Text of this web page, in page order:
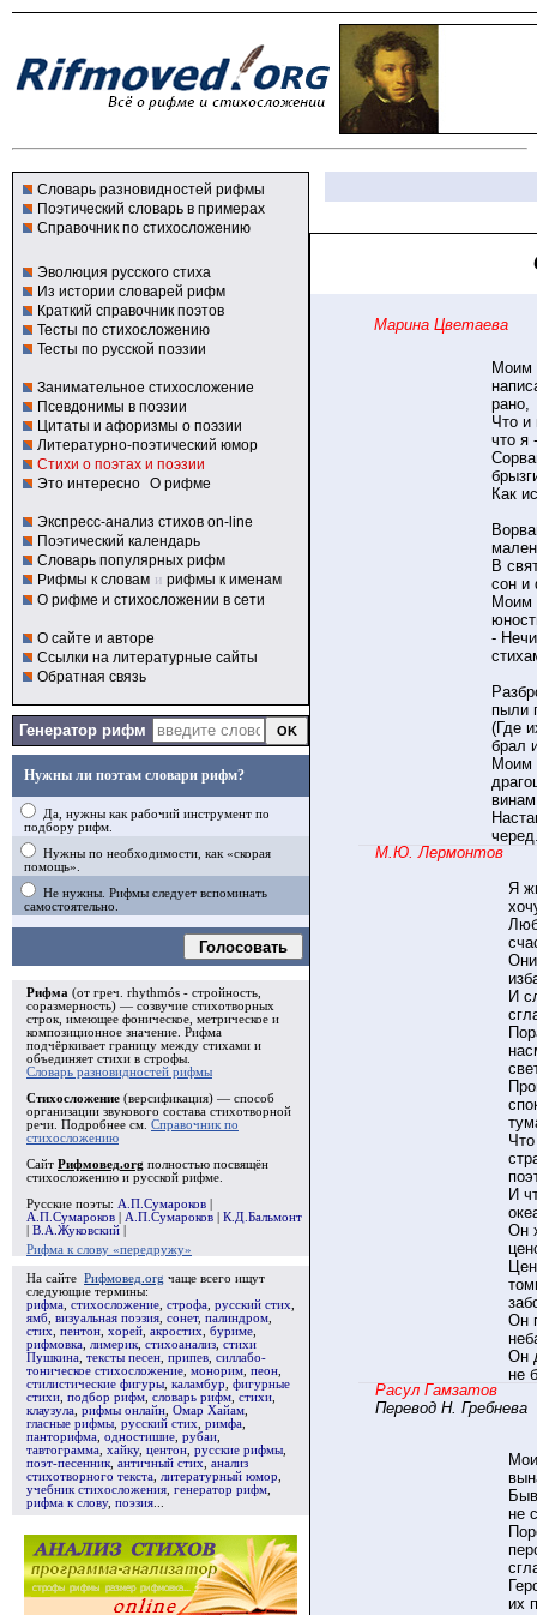
Словарь разновидностей рифмы
Поэтический словарь в примерах
Справочник по стихосложению
Эволюция русского стиха
Из истории словарей рифм
Краткий справочник поэтов
Тесты по стихосложению
Тесты по русской поэзии
Занимательное стихосложение
Псевдонимы в поэзии
Цитаты и афоризмы о поэзии
Литературно-поэтический юмор
Стихи о поэтах и поэзии
Это интересно О рифме
Экспресс-анализ стихов on-line
Поэтический календарь
Словарь популярных рифм
Рифмы к словам и рифмы к именам
О рифме и стихосложении в сети
О сайте и авторе
Ссылки на литературные сайты
Обратная связь
Генератор рифм
Нужны ли поэтам словари рифм?
Да, нужны как рабочий инструмент по
подбору рифм.
Нужны по необходимости, как «скорая
помощь».
Не нужны. Рифмы следует вспоминать
самостоятельно.
Голосовать
Рифма (от греч. rhythmós - стройность,
соразмерность) — созвучие стихотворных
строк, имеющее фоническое, метрическое и
композиционное значение. Рифма
подчёркивает границу между стихами и
объединяет стихи в строфы
Словарь разновидностей рифмы
Стихосложение (версификация) — способ
организации звукового состава стихотворной
речи. Подробнее см. Справочник по
стихосложению
Сайт Рифмовед.org полностью посвящён
стихосложению и русской рифме.
Русские поэты: А.П.Сумароков
А.П.Сумароков
А.П.Сумароков
К.Д.Бальмонт
В.А.Жуковский
Рифма к слову «передружу»
На сайте Рифмовед.org чаще всего ищут
следующие термины:
рифма стихосложение строфа русский стих
ямб визуальная поэзия сонет, палиндром
стих
пентон хорей акростих буриме
рифмовка
лимерик стихоанализ стихи
Пушкина тексты песен припев силлабо-
тоническое стихосложение монорим пеон
стилистические фигуры каламбур
фигурные
стихи подбор рифм словарь рифм стихи
клаузула рифмы онлайн Омар Хайам
гласные рифмы русский стих римфа
панторифма одностишие рубаи
тавтограмма хайку, центон русские рифмы
поэт-песенник античный стих
анализ
стихотворного текста
литературный юмор
учебник стихосложения генератор рифм
рифма к слову, поэзия
Марина Цветаева
Моим
рано,
Что и
что я
Как
В
сон
Моим
-
пыли
(Где
брал
Моим
М.Ю. Лермонтов
Я
И
И
Он
Он
Он
не
Расул
Перевод Н. Гребнева
не
их